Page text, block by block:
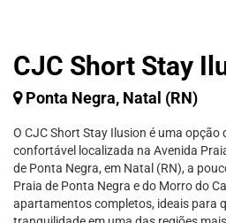
CJC Short Stay
Ponta Negra, Natal (RN)
O CJC Short Stay Ilusion é uma opção
confortável localizada na Avenida
de Ponta Negra, em Natal (RN), a
Praia de Ponta Negra e do Morro do
apartamentos completos, ideais para